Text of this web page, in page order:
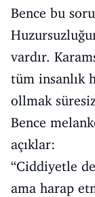
Bence bu
vardır.
tüm insanlık
ollmak
Bence
açıklar:
“Ciddiyetle
ama harap